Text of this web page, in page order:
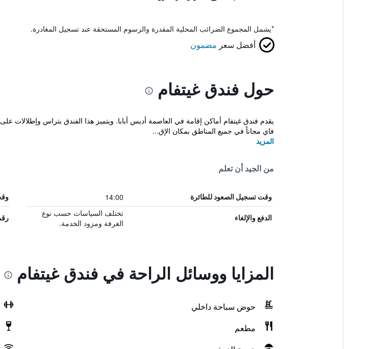
*يشمل المجموع الضرائب المحلية المقدرة والرسوم المستحقة عند تسجيل المغادرة.
أفضل سعر مضمون
حول فندق غيتفام
يقدم فندق غيتفام أماكن إقامة في العاصمة أديس أبابا. ويتميز هذا الفندق بتراس وإطلالات
فاي مجاناً في جميع المناطق بمكان الإق...
المزيد
من الجيد أن تعلم
وقت تسجيل الصعود للطائرة 14:00
الدفع والإلغاء
تختلف السياسات حسب نوع
الغرفة ومزود الخدمة.
المزايا ووسائل الراحة في فندق غيتفام
حوض سباحة داخلي
مطعم